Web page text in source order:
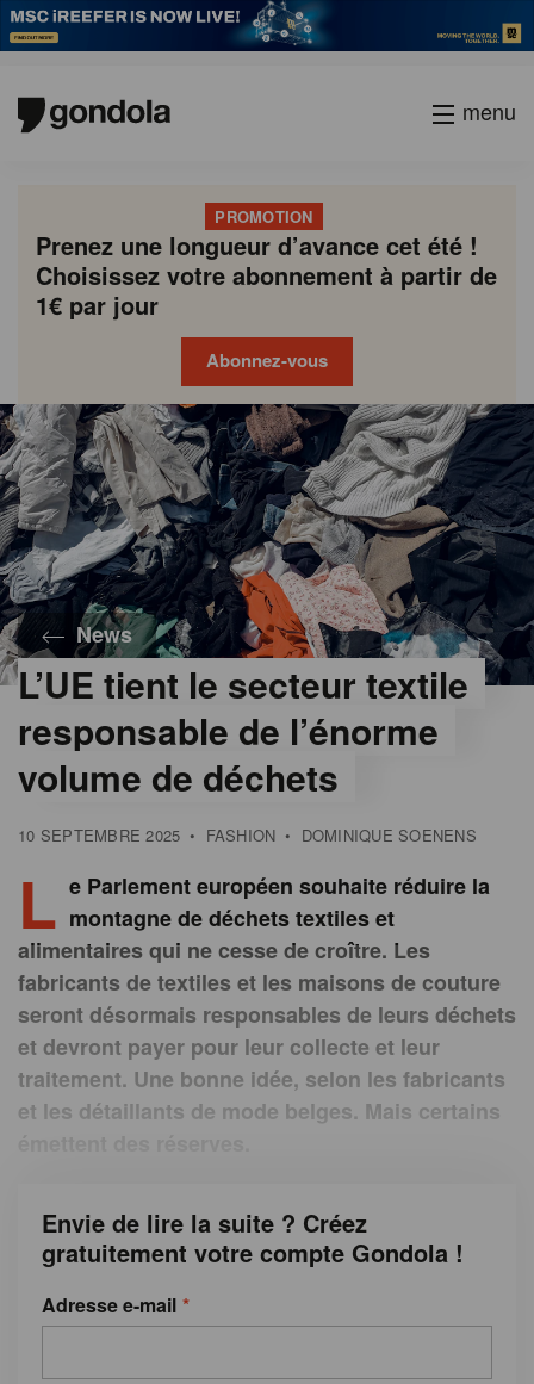
menu
PROMOTION
Prenez une longueur d’avance cet été !
Choisissez votre abonnement à partir de
1€ par jour
Abonnez-vous
News
L’UE tient le secteur textile
responsable de l’énorme
volume de déchets
10 SEPTEMBRE 2025 • FASHION • DOMINIQUE SOENENS
L e Parlement européen souhaite réduire la
montagne de déchets textiles et
alimentaires qui ne cesse de croître. Les
fabricants de textiles et les maisons de couture
seront désormais responsables de leurs déchets
et devront payer pour leur collecte et leur
traitement. Une bonne idée, selon les fabricants
et les détaillants de mode belges. Mais certains
Envie de lire la suite ? Créez
gratuitement votre compte Gondola !
Adresse e-mail
Gondola
academy
Gondola
society